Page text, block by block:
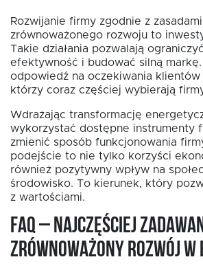
Rozwijanie firmy zgodnie z zasadami
zrównoważonego rozwoju to
Takie działania pozwalają
efektywność i budować silną
odpowiedź na oczekiwania klientów
którzy coraz częściej wybierają
Wdrażając transformację
wykorzystać dostępne instrumenty
zmienić sposób funkcjonowania
podejście to nie tylko korzyści
również pozytywny wpływ na
środowisko. To kierunek, który
z wartościami.
FAQ – Najczęściej
zrównoważony rozwój w